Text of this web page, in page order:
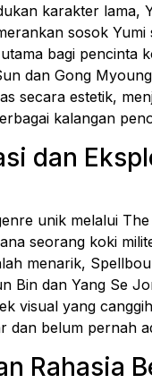
karakter lama,
sosok
bagi pencinta
dan Gong
secara estetik,
kalangan
dan
unik melalui
seorang koki
menarik,
Bin dan Yang Se
visual yang
dan belum pernah
Rahasia